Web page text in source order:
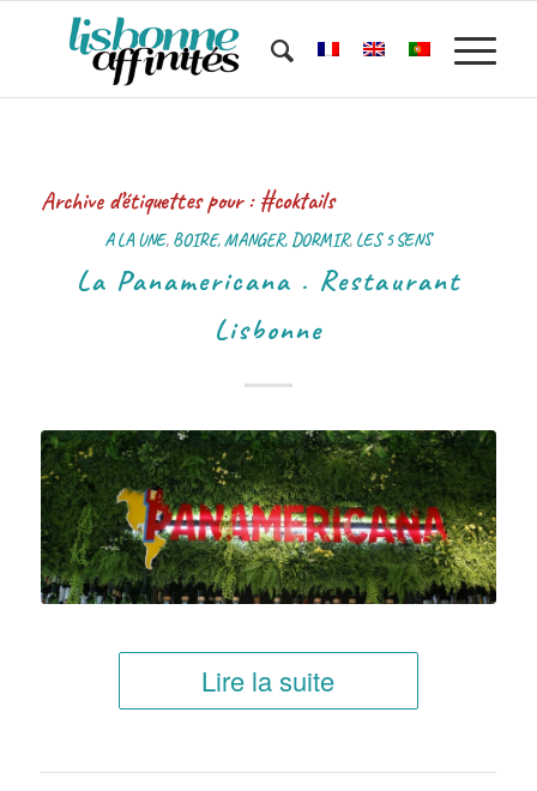
Archive d’étiquettes pour :#coktails
A LA UNE, BOIRE, MANGER, DORMIR, LES 5 SENS
La Panamericana . Restaurant
Lisbonne
Lire la suite